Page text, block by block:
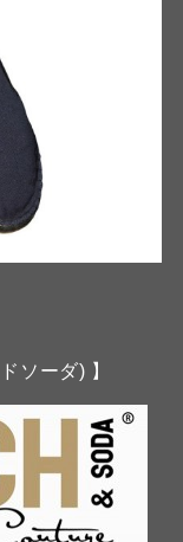
ソーダ) 】